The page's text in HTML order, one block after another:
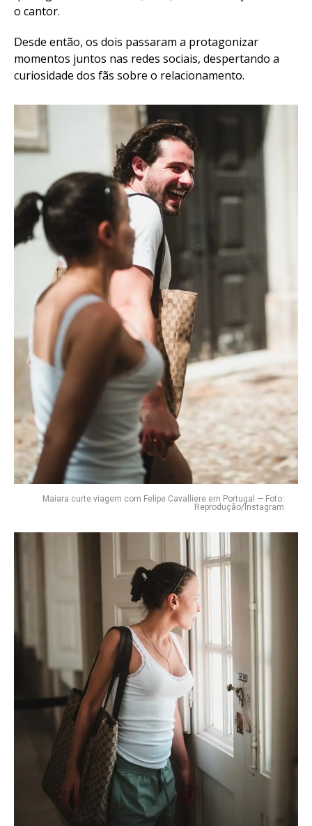
o cantor.
Desde então, os dois passaram a protagonizar
momentos juntos nas redes sociais, despertando a
curiosidade dos fãs sobre o relacionamento.
Maiara curte viagem com Felipe Cavalliere em Portugal — Foto:
Reprodução/Instagram